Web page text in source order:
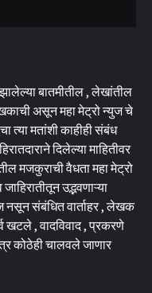
बातमीतील , लेखांतील
असून महा मेट्रो न्युज चे
मतांशी काहीही संबंध
दिलेल्या माहितीवर
मजकुराची वैधता महा मेट्रो
उद्भवणाऱ्या
नसून संबंधित वार्ताहर , लेखक
खटले , वादविवाद , प्रकरणे
कोठेही चालवले जाणार